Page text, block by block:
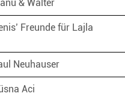
& Walter
Freunde für Lajla
Neuhauser
Aci